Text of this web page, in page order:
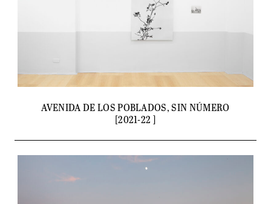
AVENIDA DE LOS POBLADOS, SIN NÚMERO
[2021-22 ]